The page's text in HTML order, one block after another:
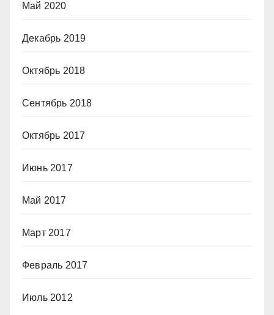
Май 2020
Декабрь 2019
Октябрь 2018
Сентябрь 2018
Октябрь 2017
Июнь 2017
Май 2017
Март 2017
Февраль 2017
Июль 2012